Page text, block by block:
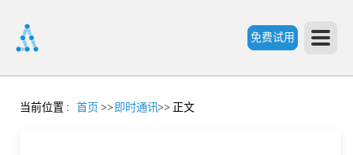
免费试用
首
当前位置 : 首页 >> 即时通讯>> 正文